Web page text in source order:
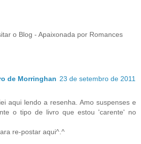
o Blog - Apaixonada por Romances
de Morringhan 23 de setembro de 2011
aqui lendo a resenha. Amo suspenses e
o tipo de livro que estou 'carente' no
re-postar aqui^.^